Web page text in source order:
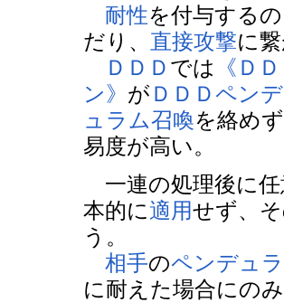
耐性を付与する
だり、 直接攻撃に
ＤＤＤ では 《Ｄ
ン》 がＤＤＤペン
ュラム召喚を絡めず
易度が高い。
一連の処理後に
本的に適用せず、
う。
相手のペンデュ
に耐えた場合にの